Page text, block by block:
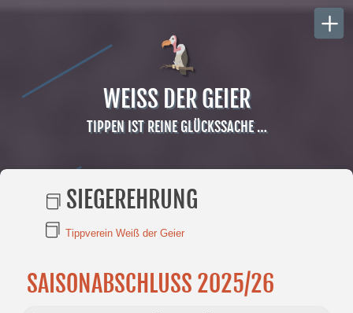
WEISS DER GEIER
TIPPEN IST REINE GLÜCKSSACHE …
SIEGEREHRUNG
Tippverein Weiß der Geier
SAISONABSCHLUSS 2025/26